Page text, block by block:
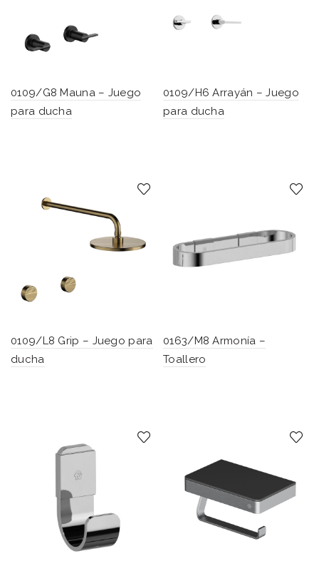
0109/G8 Mauna – Juego
para ducha
0109/H6 Arrayán – Juego
para ducha
0109/L8 Grip – Juego para
ducha
0163/M8 Armonía –
Toallero